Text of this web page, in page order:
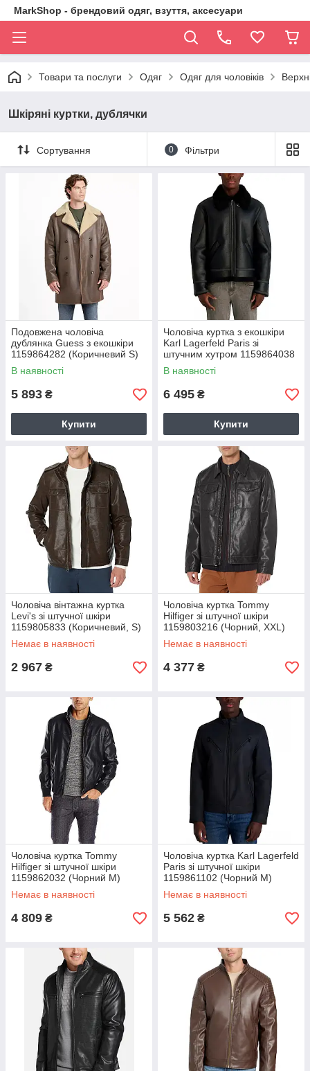
MarkShop - брендовий одяг, взуття, аксесуари
Товари та послуги Одяг Одяг для чоловіків
Шкіряні куртки, дублячки
Сортування 0 Фільтри
Подовжена чоловіча
дублянка Guess з екошкіри
1159864282 (Коричневий S)
В наявності
5 893 ₴
Купити
Чоловіча куртка з екошкіри
Karl Lagerfeld Paris зі
штучним хутром 1159864038
(Чорний M)
В наявності
6 495 ₴
Купити
Чоловіча вінтажна куртка
Levi's зі штучної шкіри
1159805833 (Коричневий, S)
Немає в наявності
2 967 ₴
Чоловіча куртка Tommy
Hilfiger зі штучної шкіри
1159803216 (Чорний, XXL)
Немає в наявності
4 377 ₴
Чоловіча куртка Tommy
Hilfiger зі штучної шкіри
1159862032 (Чорний M)
Немає в наявності
4 809 ₴
Чоловіча куртка Karl Lagerfeld
Paris зі штучної шкіри
1159861102 (Чорний M)
Немає в наявності
5 562 ₴